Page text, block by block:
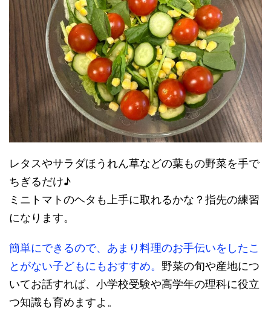
レタスやサラダほうれん草などの葉もの野菜を手で
ちぎるだけ♪
ミニトマトのヘタも上手に取れるかな？指先の練習
になります。
簡単にできるので、あまり料理のお手伝いをしたこ
とがない子どもにもおすすめ。 野菜の旬や産地につ
いてお話すれば、小学校受験や高学年の理科に役立
つ知識も育めますよ。